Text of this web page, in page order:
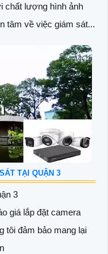
chất lượng hình ảnh
tâm về việc giám sát...
TẠI QUẬN 3
3
giá lắp đặt camera
tôi đảm bảo mang lại